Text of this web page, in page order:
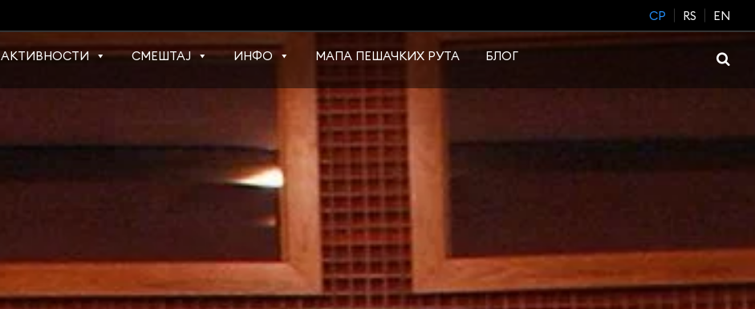
CP RS EN
АКТИВНОСТИ СМЕШТАЈ ИНФО МАПА ПЕШАЧКИХ РУТА БЛОГ